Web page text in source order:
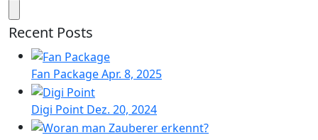
Recent Posts
Fan PackageApr. 8, 2025
Digi Point Dez. 20, 2024